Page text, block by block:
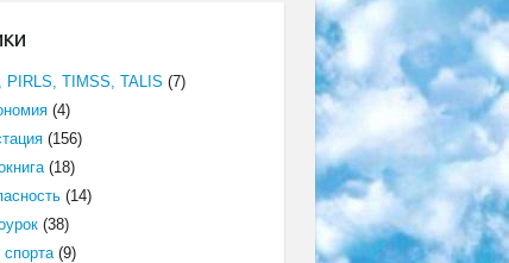
PIRLS, TIMSS, TALIS (7)
(4)
(156)
(18)
(14)
(38)
(9)